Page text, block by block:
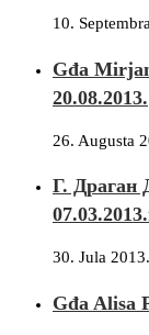
10.
Gđa
20.08.2013.
26. Augusta
Г. Драган
30. Jula 2013.
Gđa Alisa